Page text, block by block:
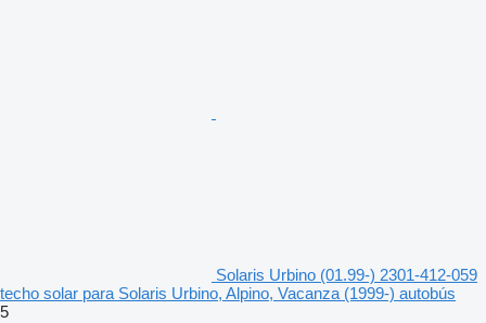
Solaris Urbino (01.99-) 2301-412-059
techo solar para Solaris Urbino, Alpino, Vacanza (1999-) autobús
5